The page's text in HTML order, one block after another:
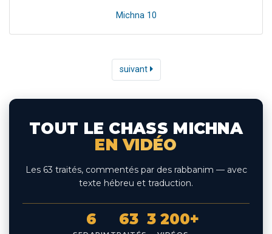
Michna 10
suivant
TOUT LE CHASS MICHNA
EN VIDÉO
Les 63 traités, commentés par des rabbanim — avec
texte hébreu et traduction.
6 63 3 200+